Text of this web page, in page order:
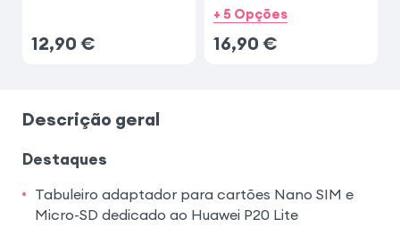
12,90 €
S10
+ 5 Opções
16,90 €
Descrição geral
Destaques
Tabuleiro adaptador para cartões Nano SIM e
Micro-SD dedicado ao Huawei P20 Lite